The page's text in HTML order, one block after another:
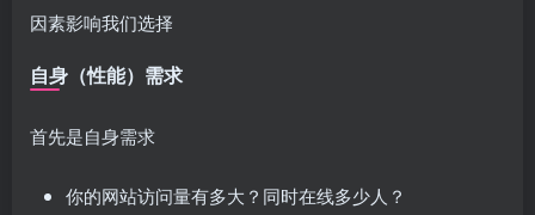
因素影响我们选择
自身（性能）需求
首先是自身需求
你的网站访问量有多大？同时在线多少人？